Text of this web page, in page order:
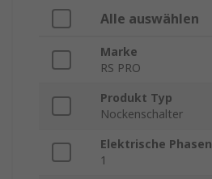
Alle auswählen
Marke
RS PRO
Produkt Typ
Nockenschalter
Elektrische Phasen
1